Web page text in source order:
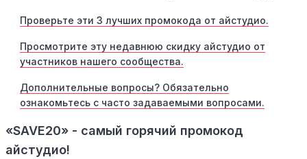
Проверьте эти 3 лучших промокода от айстудио.
Просмотрите эту недавнюю скидку айстудио от
участников нашего сообщества.
Дополнительные вопросы? Обязательно
ознакомьтесь с часто задаваемыми вопросами.
«SAVE20» - самый горячий промокод
айстудио!